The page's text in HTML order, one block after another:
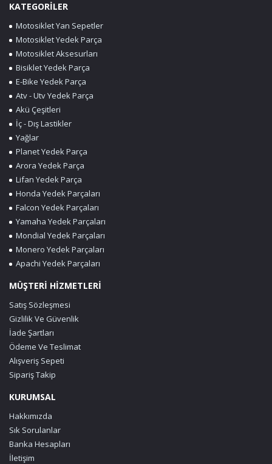
KATEGORİLER
Motosiklet Yan Sepetler
Motosiklet Yedek Parça
Motosiklet Aksesurları
Bisiklet Yedek Parça
E-Bike Yedek Parça
Atv - Utv Yedek Parça
Akü Çeşitleri
İç - Dış Lastikler
Yağlar
Planet Yedek Parça
Arora Yedek Parça
Lifan Yedek Parça
Honda Yedek Parçaları
Falcon Yedek Parçaları
Yamaha Yedek Parçaları
Mondial Yedek Parçaları
Monero Yedek Parçaları
Apachi Yedek Parçaları
MÜŞTERİ HİZMETLERİ
Satış Sözleşmesi
Gizlilik Ve Güvenlik
İade Şartları
Ödeme Ve Teslimat
Alışveriş Sepeti
Sipariş Takip
KURUMSAL
Hakkımızda
Sık Sorulanlar
Banka Hesapları
İletişim